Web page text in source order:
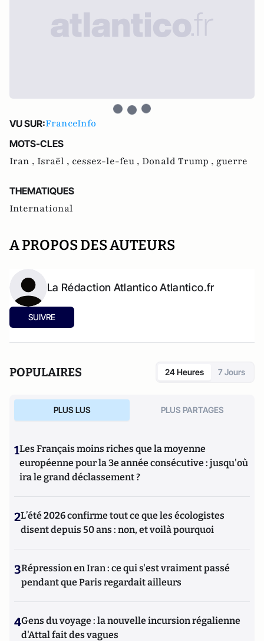
VU SUR:FranceInfo
MOTS-CLES
Iran , Israël , cessez-le-feu , Donald Trump , guerre
THEMATIQUES
International
A PROPOS DES AUTEURS
La Rédaction Atlantico Atlantico.fr
SUIVRE
POPULAIRES 24 Heures 7 Jours
PLUS LUS PLUS PARTAGES
1Les Français moins riches que la moyenne
européenne pour la 3e année consécutive : jusqu'où
ira le grand déclassement ?
2L’été 2026 confirme tout ce que les écologistes
disent depuis 50 ans : non, et voilà pourquoi
3Répression en Iran : ce qui s'est vraiment passé
pendant que Paris regardait ailleurs
4Gens du voyage : la nouvelle incursion régalienne
d'Attal fait des vagues